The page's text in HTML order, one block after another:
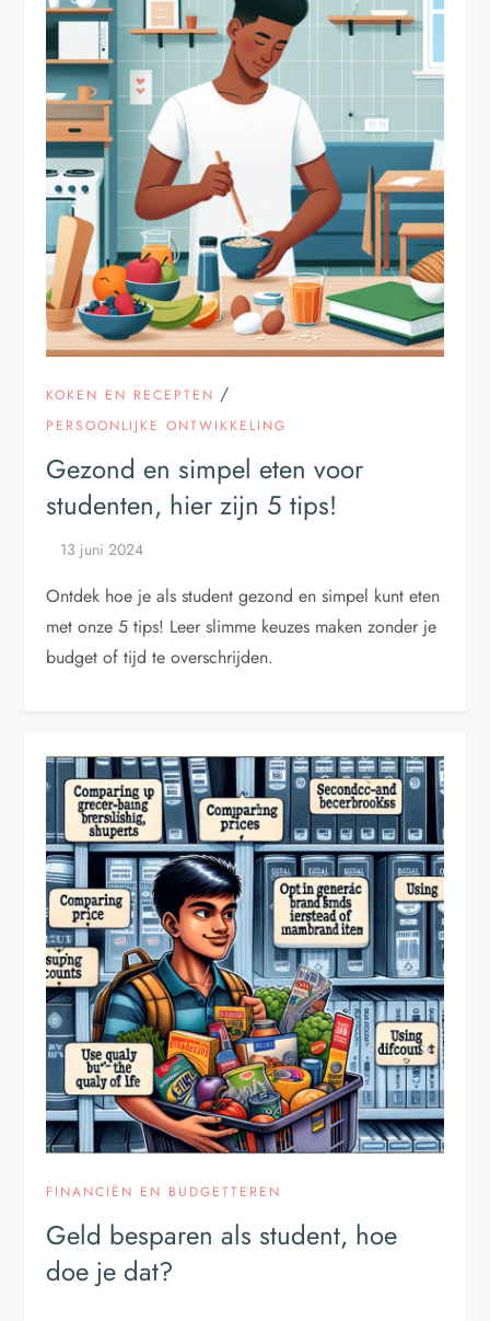
KOKEN EN RECEPTEN /
PERSOONLIJKE ONTWIKKELING
Gezond en simpel eten voor
studenten, hier zijn 5 tips!
Ontdek hoe je als student gezond en simpel kunt eten
met onze 5 tips! Leer slimme keuzes maken zonder je
budget of tijd te overschrijden.
FINANCIËN EN BUDGETTEREN
Geld besparen als student, hoe
doe je dat?